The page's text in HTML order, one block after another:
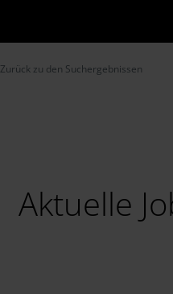
Zurück zu den Suchergebnissen
Aktuelle